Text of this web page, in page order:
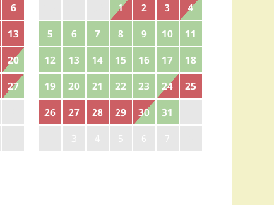
6
13
20
27
1 2 3
4
5
6 7 8 9 10
11
12
13 14 15 16 17
18
19
20 21 22 23 24
25
26
27 28 29 30 31
3 4 5 6 7